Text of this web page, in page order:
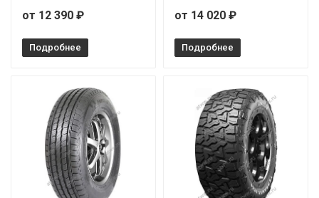
от 12 390 ₽
Подробнее
от 14 020 ₽
Подробнее